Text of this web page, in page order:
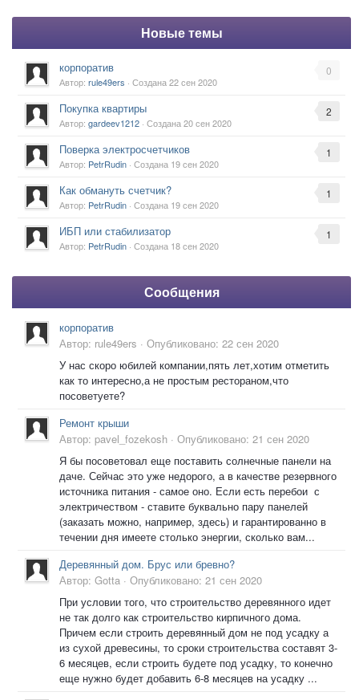
Новые темы
0
корпоратив
Автор: rule49ers · Создана22 сен 2020
2
Покупка квартиры
Автор: gardeev1212 · Создана20 сен 2020
1
Поверка электросчетчиков
Автор: PetrRudin · Создана 19 сен 2020
1
Как обмануть счетчик?
Автор: PetrRudin · Создана 19 сен 2020
1
ИБП или стабилизатор
Автор: PetrRudin · Создана 18 сен 2020
Сообщения
корпоратив
Автор: rule49ers · Опубликовано: 22 сен 2020
У нас скоро юбилей компании,пять лет,хотим отметить
как то интересно,а не простым рестораном,что
посоветуете?
Ремонт крыши
Автор: pavel_fozekosh · Опубликовано: 21 сен 2020
Я бы посоветовал еще поставить солнечные панели на
даче. Сейчас это уже недорого, а в качестве резервного
источника питания - самое оно. Если есть перебои с
электричеством - ставите буквально пару панелей
(заказать можно, например, здесь) и гарантированно в
течении дня имеете столько энергии, сколько вам...
Деревянный дом. Брус или бревно?
Автор: Gotta · Опубликовано: 21 сен 2020
При условии того, что строительство деревянного идет
не так долго как строительство кирпичного дома.
Причем если строить деревянный дом не под усадку а
из сухой древесины, то сроки строительства составят 3-
6 месяцев, если строить будете под усадку, то конечно
еще нужно будет добавить 6-8 месяцев на усадку ...